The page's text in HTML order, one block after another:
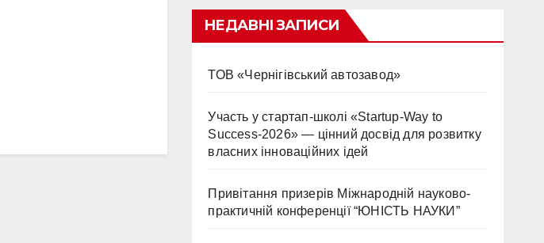
НЕДАВНІ ЗАПИСИ
ТОВ «Чернігівський автозавод»
Участь у стартап-школі «Startup-Way to
Success-2026» — цінний досвід для розвитку
власних інноваційних ідей
Привітання призерів Міжнародній науково-
практичній конференції “ЮНІСТЬ НАУКИ”